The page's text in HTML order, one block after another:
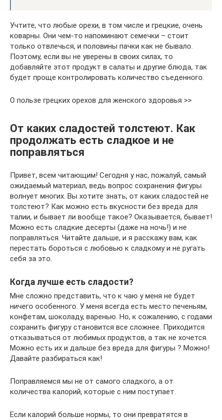
Учтите, что любые орехи, в том числе и грецкие, очень
коварны. Они чем-то напоминают семечки – стоит
только отвлечься, и половины пачки как не бывало.
Поэтому, если вы не уверены в своих силах, то
добавляйте этот продукт в салаты и другие блюда, так
будет проще контролировать количество съеденного.
О пользе грецких орехов для женского здоровья >>
От каких сладостей толстеют. Как
продолжать есть сладкое и не
поправляться
Привет, всем читающим! Сегодня у нас, пожалуй, самый
ожидаемый материал, ведь вопрос сохранения фигуры
волнует многих. Вы хотите знать, от каких сладостей не
толстеют? Как можно есть вкусности без вреда для
талии, и бывает ли вообще такое? Оказывается, бывает!
Можно есть сладкие десерты (даже на ночь!) и не
поправляться. Читайте дальше, и я расскажу вам, как
перестать бороться с любовью к сладкому и не ругать
себя за это.
Когда лучше есть сладости?
Мне сложно представить, что к чаю у меня не будет
ничего особенного. У меня всегда есть место печеньям,
конфетам, шоколаду, варенью. Но, к сожалению, с годами
сохранить фигуру становится все сложнее. Приходится
отказываться от любимых продуктов, а так не хочется.
Можно есть их и дальше без вреда для фигуры ? Можно!
Давайте разбираться как!
Поправляемся мы не от самого сладкого, а от
количества калорий, которые с ним поступает.
Если калорий больше нормы, то они превратятся в